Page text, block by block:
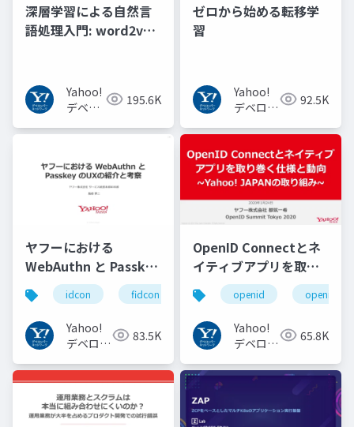
深層学習による自然言
語処理入門: word2vec
Yahoo!
デベロ
ネット
195.6K
ゼロから始める転移学
習
Yahoo!
デベロッ
トワーク
92.5K
ヤフーにおける
WebAuthn と Passkey
の UX の紹介と考察
#idcon #fidcon
idcon fidcon
Yahoo!
デベロッ
トワーク
83.5K
OpenID Connectとネ
イティブアプリを取り
巻く仕様と動向 Yahoo!
JAPANの取り組み
#openid
#openid_tokyo
openid
Yahoo!
デベロッ
トワーク
65.8K